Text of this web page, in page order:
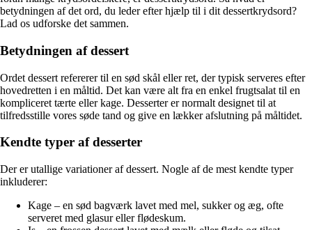
betydningen af ​​det ord, du leder efter hjælp til i dit dessertkrydsord?
Lad os udforske det sammen.
Betydningen af ​​dessert
Ordet dessert refererer til en sød skål eller ret, der typisk serveres efter
hovedretten i en måltid. Det kan være alt fra en enkel frugtsalat til en
kompliceret tærte eller kage. Desserter er normalt designet til at
tilfredsstille vores søde tand og give en lækker afslutning på måltidet.
Kendte typer af desserter
Der er utallige variationer af dessert. Nogle af de mest kendte typer
inkluderer:
Kage – en sød bagværk lavet med mel, sukker og æg, ofte
serveret med glasur eller flødeskum.